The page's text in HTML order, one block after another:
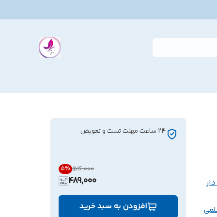
24 ساعت مهلت تست و تعویض
۵۱۶٬۰۰۰ 5%
489,000
افزودن به سبد خرید